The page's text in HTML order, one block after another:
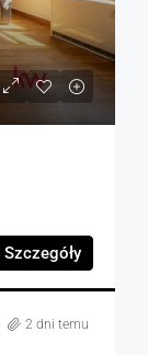
Szczegóły
2 dni temu